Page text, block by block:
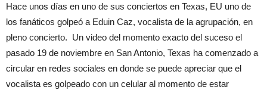
Hace unos días en uno de sus conciertos en Texas, EU uno de
los fanáticos golpeó a Eduin Caz, vocalista de la agrupación, en
pleno concierto. Un video del momento exacto del suceso el
pasado 19 de noviembre en San Antonio, Texas ha comenzado a
circular en redes sociales en donde se puede apreciar que el
vocalista es golpeado con un celular al momento de estar